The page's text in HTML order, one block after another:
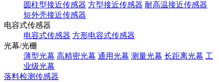
圆柱型接近传感器 方型接近传感器 耐高温接近传感器
短外壳接近传感器
电容式传感器
电容式传感器 方形电容式传感器
光幕/光栅
薄型光幕 高精密光幕 通用光幕 测量光幕 长距离光幕 工
业级光幕
落料检测传感器